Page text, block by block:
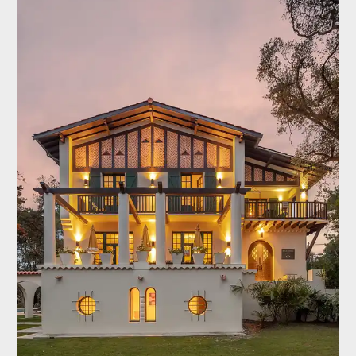
Au niveau principal, cette villa offre une première
chambre avec salle de douche attenante, suivie d'une
seconde chambre avec également une salle de
douche et offrant un accès direct à la terrasse et à la
piscine chauffée*. Descendez six marches pour
découvrir une troisième chambre lumineuse, dotée de
sa propre salle de douche et d'un accès direct à
l'extérieur. Ces deux dernières chambres offrent une
totale autonomie grâce à leur accès indépendant
depuis l'extérieur.
À l'étage, vous trouverez une chambre avec salle de
bains ainsi qu'une chambre enfant.
Enfin, une dernière chambre indépendante, avec salle
de douche et toilettes sèches, est accessible via les
terrasses.